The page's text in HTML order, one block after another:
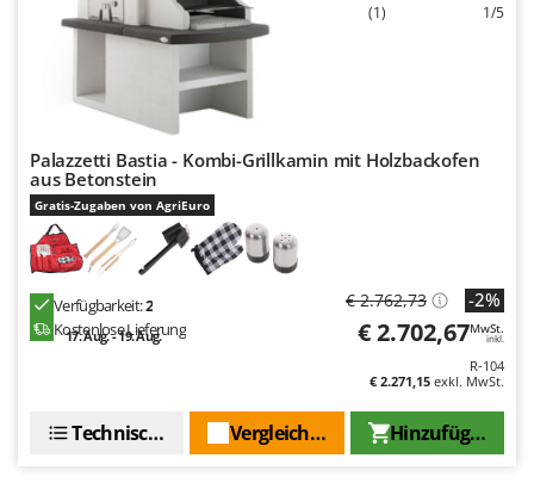
(1) 1/5
Palazzetti Bastia - Kombi-Grillkamin mit Holzbackofen
aus Betonstein
Gratis-Zugaben von AgriEuro
Verfügbarkeit:2
Kostenlose Lieferung
17. Aug. - 19. Aug.
€ 2.762,73 -2%
€ 2.702,67MwSt.
inkl.
R-104
€ 2.271,15 exkl. MwSt.
Hinzufügen
Vergleichen Sie
Technische Daten